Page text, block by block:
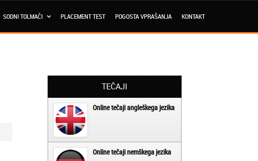
SODNI TOLMAČI PLACEMENT TEST POGOSTA VPRAŠANJA KONTAKT
TEČAJI
Online tečaji angleškega jezika
Online tečaji nemškega jezika